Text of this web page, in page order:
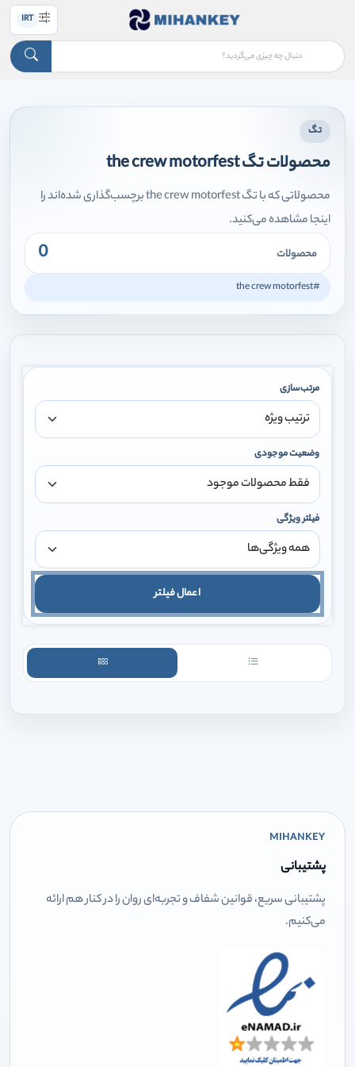
IRT
تگ
محصولات تگ the crew motorfest
محصولاتی که با تگ the crew motorfest برچسب‌گذاری شده‌اند را
اینجا مشاهده می‌کنید.
محصولات 0
#the crew motorfest
مرتب‌سازی
وضعیت موجودی
فیلتر ویژگی
اعمال فیلتر
MIHANKEY
پشتیبانی
پشتیبانی سریع، قوانین شفاف و تجربه‌ای روان را در کنار هم ارائه
می‌کنیم.